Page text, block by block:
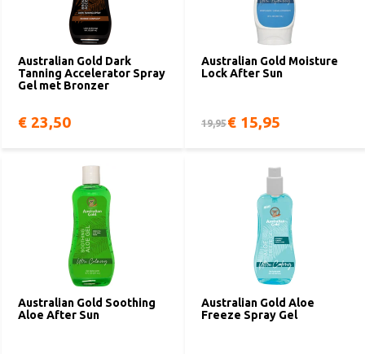
Australian Gold Dark
Tanning Accelerator Spray
Gel met Bronzer
€ 23,50
Australian Gold Moisture
Lock After Sun
19,95€ 15,95
Australian Gold Soothing
Aloe After Sun
Australian Gold Aloe
Freeze Spray Gel